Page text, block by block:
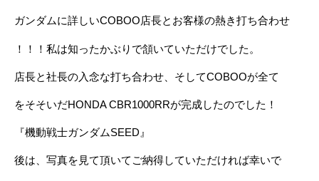
ガンダムに詳しいCOBOO店長とお客様の熱き打ち合わせ
！！！私は知ったかぶりで頷いていただけでした。
店長と社長の入念な打ち合わせ、そしてCOBOOが全て
をそそいだHONDA CBR1000RRが完成したのでした！
『機動戦士ガンダムSEED』
後は、写真を見て頂いてご納得していただければ幸いで